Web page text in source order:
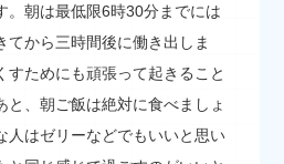
。朝は最低限6時30分までには
てから三時間後に働き出しま
すためにも頑張って起きること
と、朝ご飯は絶対に食べましょ
人はゼリーなどでもいいと思い